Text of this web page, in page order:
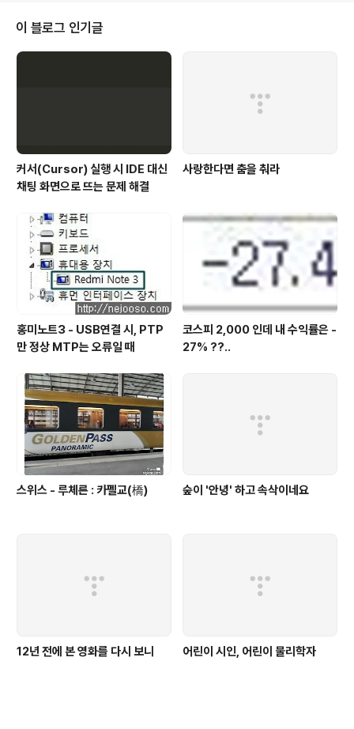
경우 콘텐츠의 내용 유무에 대한 구분이 필요한 경우가 있습니다. 이러한 경우
크로스에디터에서 제공하는 "I..
이 블로그 인기글
커서(Cursor) 실행 시 IDE 대신
채팅 화면으로 뜨는 문제 해결
사랑한다면 춤을 춰라
홍미노트3 - USB연결 시, PTP
만 정상 MTP는 오류일 때
코스피 2,000 인데 내 수익률은 -
27% ??..
스위스 - 루체른 : 카펠교(橋) 숲이 '안녕' 하고 속삭이네요
12년 전에 본 영화를 다시 보니 어린이 시인, 어린이 물리학자